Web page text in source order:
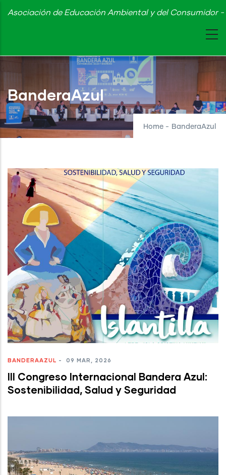
Skip
content
Asociación de Educación Ambiental y del Consumidor
BanderaAzul
Home - BanderaAzul
BANDERAAZUL - 09 MAR, 2026
III Congreso Internacional Bandera Azul:
Sostenibilidad, Salud y Seguridad